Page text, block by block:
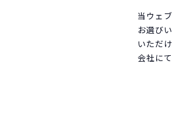
当ウェ
お選び
いただ
会社に